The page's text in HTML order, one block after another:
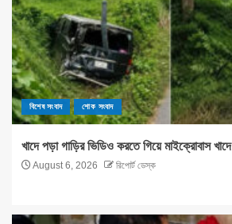
বিশেষ সংবাদ শোক সংবাদ
খাদে পড়া গাড়ির ভিডিও করতে গিয়ে মাইক্রোবাস খাদে
August 6, 2026 রিপোর্ট ডেস্ক